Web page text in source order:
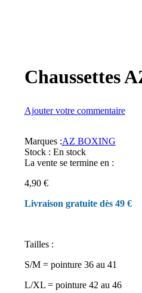
Chaussettes
Ajouter votre commentaire
Marques :AZ BOXING
Stock : En stock
La vente se termine en :
4,90 €
Livraison gratuite dès 49 €
Tailles :
S/M = pointure 36 au 41
L/XL = pointure 42 au 46